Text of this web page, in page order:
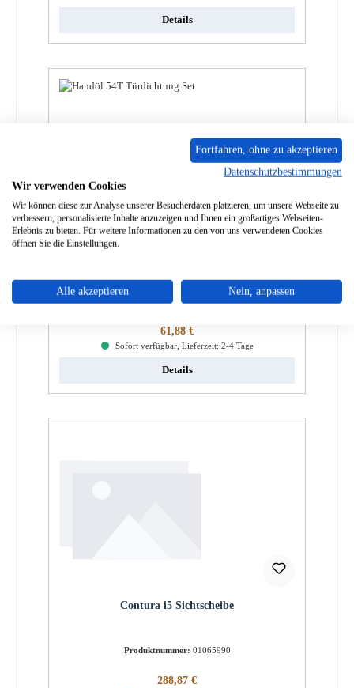
Details
Produktnummer:
Regulärer Preis:
61,88 €
Sofort verfügbar, Lieferzeit: 2-4 Tage
Details
Contura i5 Sichtscheibe
Produktnummer: 01065990
Regulärer Preis:
288,87 €
Fortfahren, ohne zu akzeptieren
Datenschutzbestimmungen
Wir verwenden Cookies
Wir können diese zur Analyse unserer Besucherdaten platzieren, um unsere Webseite zu
verbessern, personalisierte Inhalte anzuzeigen und Ihnen ein großartiges Webseiten-
Erlebnis zu bieten. Für weitere Informationen zu den von uns verwendeten Cookies
öffnen Sie die Einstellungen.
Alle akzeptieren Nein, anpassen